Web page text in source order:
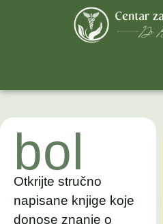
bol
Otkrijte stručno
napisane knjige koje
donose znanje o